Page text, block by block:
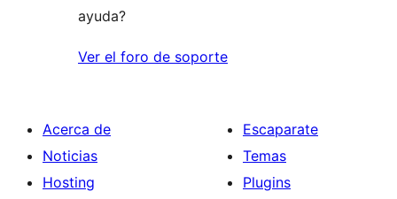
ayuda?
Ver el foro de soporte
Acerca de
Noticias
Hosting
Escaparate
Temas
Plugins